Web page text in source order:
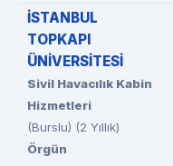
İSTANBUL
TOPKAPI
ÜNİVERSİTESİ
Sivil Havacılık Kabin
Hizmetleri
(Burslu) (2 Yıllık)
Örgün